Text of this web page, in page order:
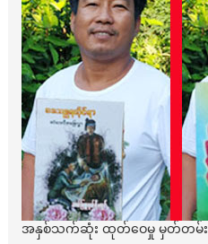
အနှစ်သက်ဆုံး ထုတ်ဝေမှု မှတ်တမ်း